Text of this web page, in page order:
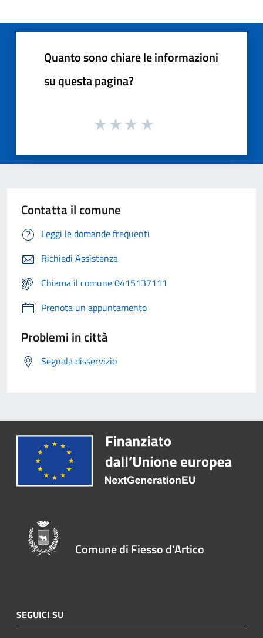
Quanto sono chiare le informazioni
su questa pagina?
Contatta il comune
Leggi le domande frequenti
Richiedi Assistenza
Chiama il comune 0415137111
Prenota un appuntamento
Problemi in città
Segnala disservizio
Comune di Fiesso d'Artico
SEGUICI SU